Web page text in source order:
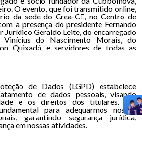
O evento, que foi transmitido online,
da sede do Crea-CE, no Centro de
a presença do presidente Fernando
Jurídico Geraldo Leite, do encarregado
Vinícius do Nascimento Morais, do
Quixadá, e servidores de todas as
de Dados (LGPD) estabelece
de dados pessoais, visando
e os direitos dos titulares. Sua
para adequarmos nossos
garantindo segurança jurídica,
em nossas atividades.